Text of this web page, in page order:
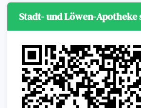
Stadt- und Löwen-Apotheke